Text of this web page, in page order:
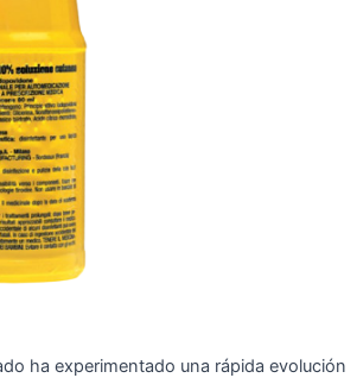
ha experimentado una rápida evolución